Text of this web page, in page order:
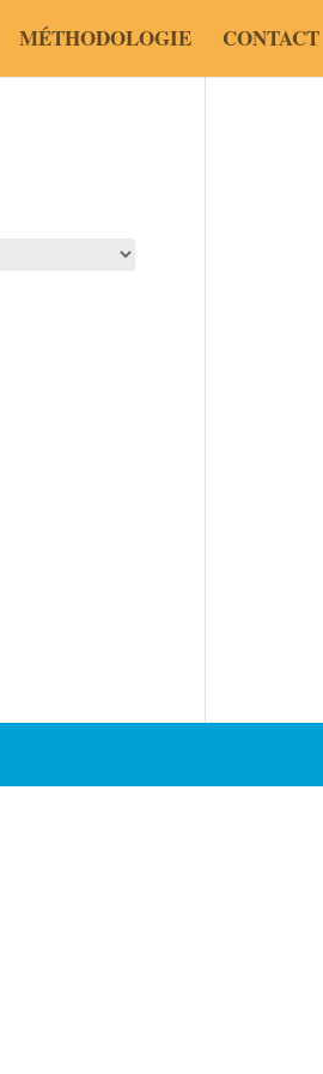
MÉTHODOLOGIE CONTACT